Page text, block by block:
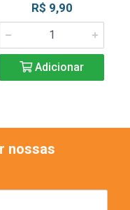
R$ 9,90
Adicionar
nossas